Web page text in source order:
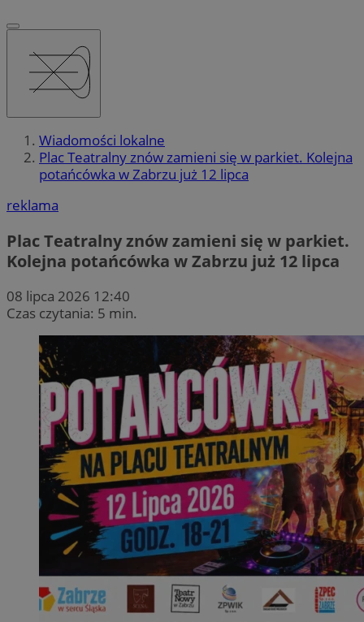
Wiadomości lokalne
Plac Teatralny znów zamieni się w parkiet. Kolejna
potańcówka w Zabrzu już 12 lipca
reklama
Plac Teatralny znów zamieni się w parkiet.
Kolejna potańcówka w Zabrzu już 12 lipca
08 lipca 2026 12:40
Czas czytania: 5 min.